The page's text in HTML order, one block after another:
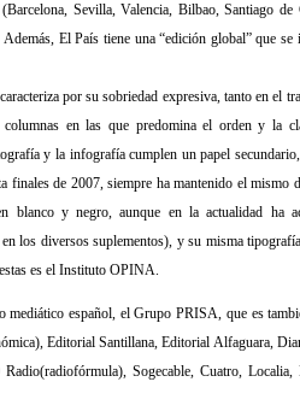
de Compostela) desde las que edita
y la clara distribución de los distintos
cumplen un papel secundario, de mero apoyo a la información
en la actualidad ha aceptado el color y formas más
través de la cual realiza sus encuestas es el Instituto OPINA.
de la Cadena SER
Editorial Alfaguara, Diario As (prensa deportiva), Los 40